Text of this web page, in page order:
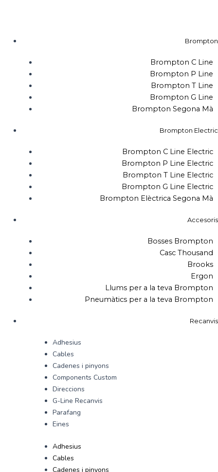
Brompton
Brompton C Line
Brompton P Line
Brompton T Line
Brompton G Line
Brompton Segona Mà
Brompton Electric
Brompton C Line Electric
Brompton P Line Electric
Brompton T Line Electric
Brompton G Line Electric
Brompton Elèctrica Segona Mà
Accesoris
Bosses Brompton
Casc Thousand
Brooks
Ergon
Llums per a la teva Brompton
Pneumàtics per a la teva Brompton
Recanvis
Adhesius
Cables
Cadenes i pinyons
Components Custom
Direccions
G-Line Recanvis
Parafang
Eines
Adhesius
Cables
Cadenes i pinyons